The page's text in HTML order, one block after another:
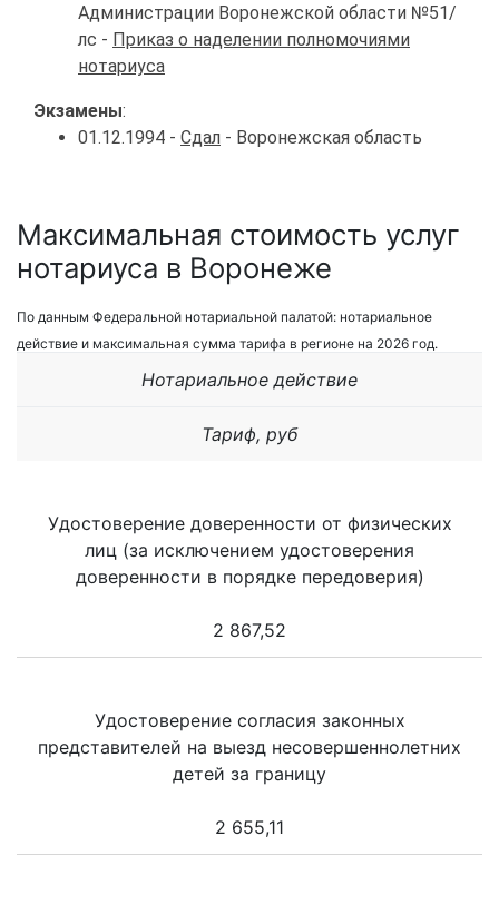
Администрации Воронежской области №51/
лс - Приказ о наделении полномочиями
нотариуса
Экзамены:
01.12.1994 - Сдал - Воронежская область
Максимальная стоимость услуг
нотариуса в Воронеже
По данным Федеральной нотариальной палатой: нотариальное
действие и максимальная сумма тарифа в регионе на 2026 год.
Нотариальное действие
Тариф, руб
Удостоверение доверенности от физических
лиц (за исключением удостоверения
доверенности в порядке передоверия)
2 867,52
Удостоверение согласия законных
представителей на выезд несовершеннолетних
детей за границу
2 655,11